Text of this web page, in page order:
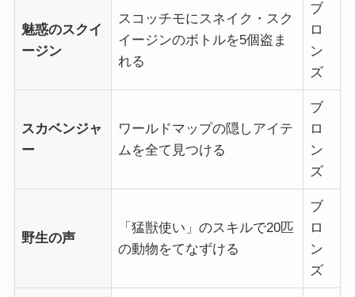
魅惑のスクイ
ージン
スコッチモにスネイク・スク
イージンのボトルを5個盗ま
れる
ブ
ロ
ン
ズ
スカベンジャ
ー
ワールドマップの隠しアイテ
ムを全て見つける
ブ
ロ
ン
ズ
野生の声
「猛獣使い」のスキルで20匹
の動物をてなずける
ブ
ロ
ン
ズ